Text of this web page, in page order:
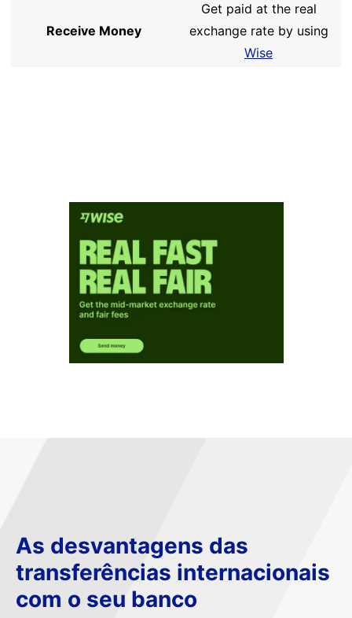
Receive Money
Get paid at the real
exchange rate by using
Wise
As desvantagens das
transferências internacionais
com o seu banco